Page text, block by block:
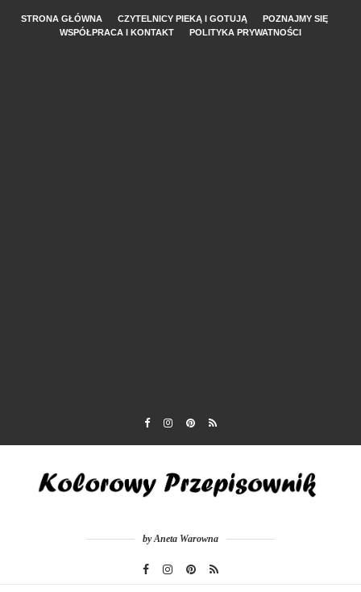
STRONA GŁÓWNA CZYTELNICY PIEKĄ I GOTUJĄ
POZNAJMY SIĘ
WSPÓŁPRACA I KONTAKT
POLITYKA PRYWATNOŚCI
by Aneta Warowna